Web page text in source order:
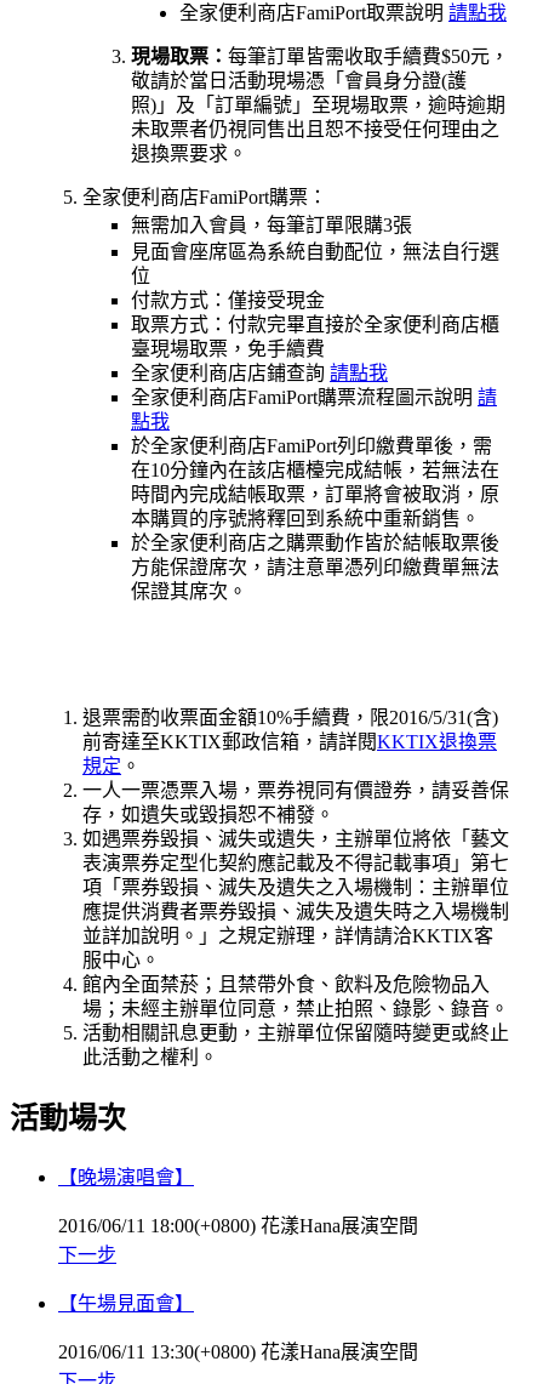
全家便利商店FamiPort取票說明 請點我
現場取票： 每筆訂單皆需收取手續費$50元，
敬請於當日活動現場憑「會員身分證(護
照)」及「訂單編號」至現場取票，逾時逾期
未取票者仍視同售出且恕不接受任何理由之
退換票要求。
全家便利商店FamiPort購票：
無需加入會員 ，每筆訂單限購3張
見面會座席區為系統自動配位，無法自行選
位
付款方式：僅接受現金
取票方式：付款完畢直接於全家便利商店櫃
臺現場取票，免手續費
全家便利商店店鋪查詢 請點我
全家便利商店FamiPort購票流程圖示說明 請
點我
於全家便利商店FamiPort列印繳費單後，需
在10分鐘內在該店櫃檯完成結帳，若無法在
時間內完成結帳取票，訂單將會被取消，原
本購買的序號將釋回到系統中重新銷售。
於全家便利商店之購票動作皆於結帳取票後
方能保證席次，請注意單憑列印繳費單無法
保證其席次。
退票需酌收票面金額10%手續費，限2016/5/31(含)
前寄達至KKTIX郵政信箱 ，請詳閱KKTIX退換票
規定 。
一人一票憑票入場，票券視同有價證券，請妥善保
存，如遺失或毀損恕不補發。
如遇票券毀損、滅失或遺失，主辦單位將依「藝文
表演票券定型化契約應記載及不得記載事項」第七
項「票券毀損、滅失及遺失之入場機制：主辦單位
應提供消費者票券毀損、滅失及遺失時之入場機制
並詳加說明。」之規定辦理，詳情請洽KKTIX客
服中心。
館內全面禁菸；且禁帶外食、飲料及危險物品入
場；未經主辦單位同意，禁止拍照、錄影、錄音。
活動相關訊息更動，主辦單位保留隨時變更或終止
此活動之權利。
活動場次
【晚場演唱會】
2016/06/11 18:00(+0800) 花漾Hana展演空間
下一步
【午場見面會】
2016/06/11 13:30(+0800) 花漾Hana展演空間